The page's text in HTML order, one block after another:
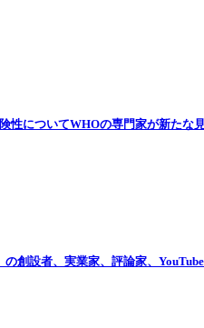
性についてWHOの専門家が新たな
創設者、実業家、評論家、